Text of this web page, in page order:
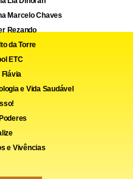
Marcelo Chaves
Rezando
da Torre
ETC
Flávia
e Vida Saudável
e Vivências